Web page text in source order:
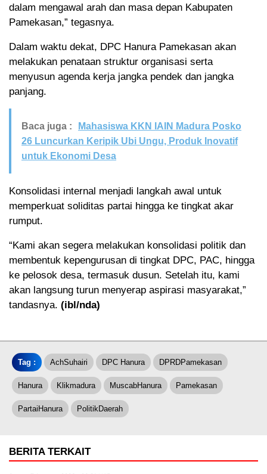
dalam mengawal arah dan masa depan Kabupaten
Pamekasan,” tegasnya.
Dalam waktu dekat, DPC Hanura Pamekasan akan
melakukan penataan struktur organisasi serta
menyusun agenda kerja jangka pendek dan jangka
panjang.
Baca juga :
Mahasiswa KKN IAIN Madura Posko
26 Luncurkan Keripik Ubi Ungu, Produk Inovatif
untuk Ekonomi Desa
Konsolidasi internal menjadi langkah awal untuk
memperkuat soliditas partai hingga ke tingkat akar
rumput.
“Kami akan segera melakukan konsolidasi politik dan
membentuk kepengurusan di tingkat DPC, PAC, hingga
ke pelosok desa, termasuk dusun. Setelah itu, kami
akan langsung turun menyerap aspirasi masyarakat,”
tandasnya. (ibl/nda)
Tag : AchSuhairi DPC Hanura DPRDPamekasan
Hanura Klikmadura MuscabHanura Pamekasan
PartaiHanura PolitikDaerah
BERITA TERKAIT